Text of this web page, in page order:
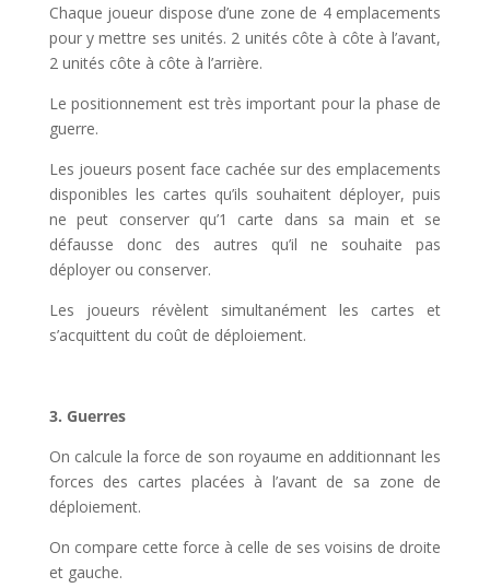
Chaque joueur dispose d’une zone de 4 emplacements
pour y mettre ses unités. 2 unités côte à côte à l’avant,
2 unités côte à côte à l’arrière.
Le positionnement est très important pour la phase de
guerre.
Les joueurs posent face cachée sur des emplacements
disponibles les cartes qu’ils souhaitent déployer, puis
ne peut conserver qu’1 carte dans sa main et se
défausse donc des autres qu’il ne souhaite pas
déployer ou conserver.
Les joueurs révèlent simultanément les cartes et
s’acquittent du coût de déploiement.
3. Guerres
On calcule la force de son royaume en additionnant les
forces des cartes placées à l’avant de sa zone de
déploiement.
On compare cette force à celle de ses voisins de droite
et gauche.